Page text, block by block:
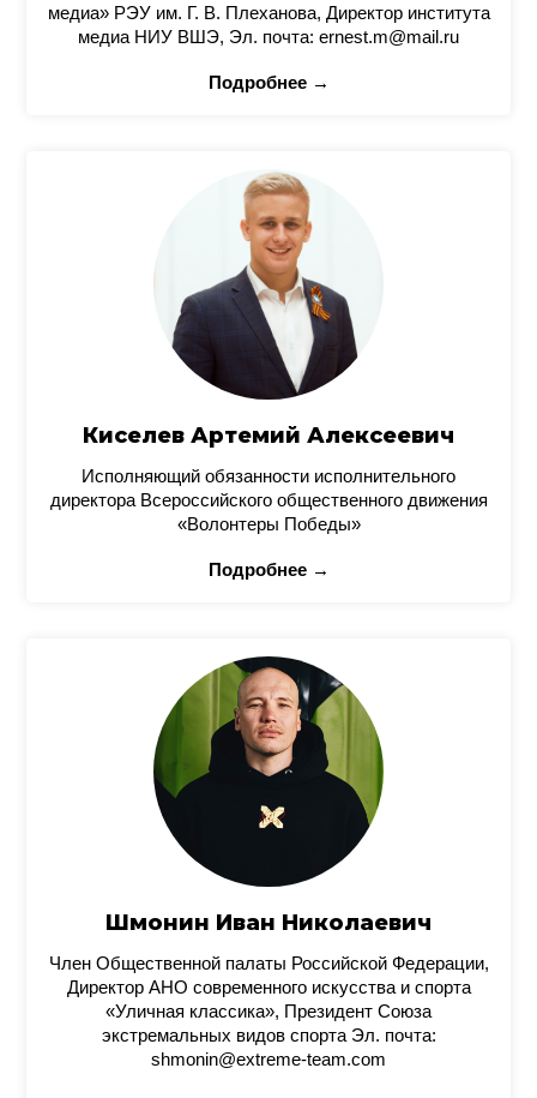
медиа» РЭУ им. Г. В. Плеханова, Директор института
медиа НИУ ВШЭ, Эл. почта: ernest.m@mail.ru
Подробнее →
Киселев Артемий Алексеевич
Исполняющий обязанности исполнительного
директора Всероссийского общественного движения
«Волонтеры Победы»
Подробнее →
Шмонин Иван Николаевич
Член Общественной палаты Российской Федерации,
Директор АНО современного искусства и спорта
«Уличная классика», Президент Союза
экстремальных видов спорта Эл. почта:
shmonin@extreme-team.com